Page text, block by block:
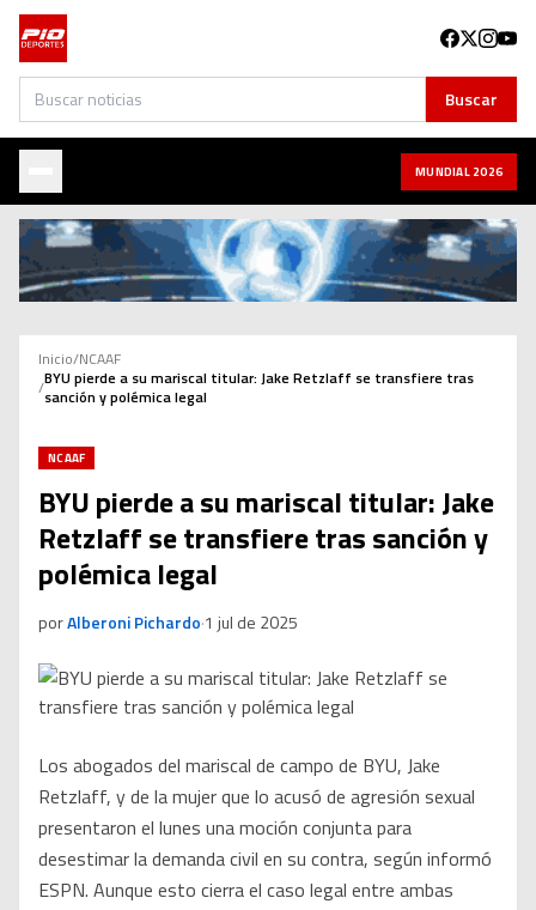
Buscar Buscar
MUNDIAL 2026
Inicio/NCAAF
/BYU pierde a su mariscal titular: Jake Retzlaff se transfiere tras
sanción y polémica legal
NCAAF
BYU pierde a su mariscal titular: Jake
Retzlaff se transfiere tras sanción y
polémica legal
porAlberoni Pichardo·1 jul de 2025
Los abogados del mariscal de campo de BYU, Jake
Retzlaff, y de la mujer que lo acusó de agresión sexual
presentaron el lunes una moción conjunta para
desestimar la demanda civil en su contra, según informó
ESPN. Aunque esto cierra el caso legal entre ambas